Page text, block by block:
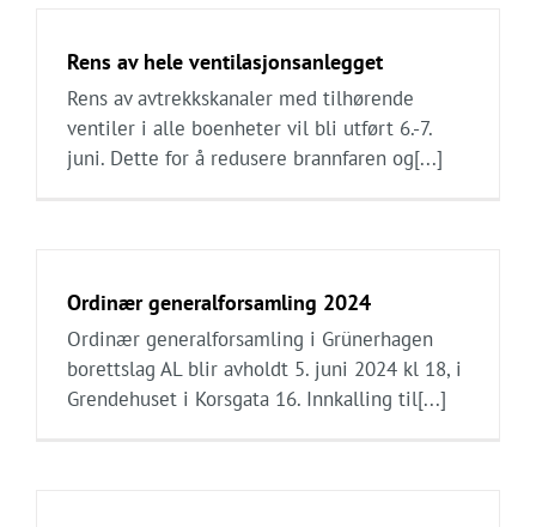
Rens av hele ventilasjonsanlegget
Rens av avtrekkskanaler med tilhørende
ventiler i alle boenheter vil bli utført 6.-7.
juni. Dette for å redusere brannfaren og[...]
Ordinær generalforsamling 2024
Ordinær generalforsamling i Grünerhagen
borettslag AL blir avholdt 5. juni 2024 kl 18, i
Grendehuset i Korsgata 16. Innkalling til[...]